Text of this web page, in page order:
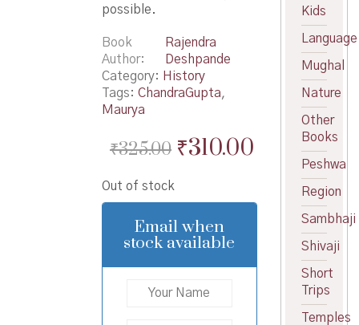
possible.
Book
Author
Rajendra
Deshpande
Category: History
Tags: ChandraGupta,
Maurya
₹325.00 Original
was:
₹325.00.
₹310.00Current
is:
₹310.00.
Out of stock
Email when
stock available
Kids
Language
Mughal
Nature
Other
Books
Peshwa
Region
Sambhaji
Shivaji
Short
Trips
Temples